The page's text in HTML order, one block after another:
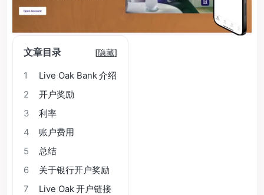
文章目录 [隐藏]
1
Live Oak Bank 介绍
2
开户奖励
3
利率
4
账户费用
5
总结
6
关于银行开户奖励
7
Live Oak 开户链接